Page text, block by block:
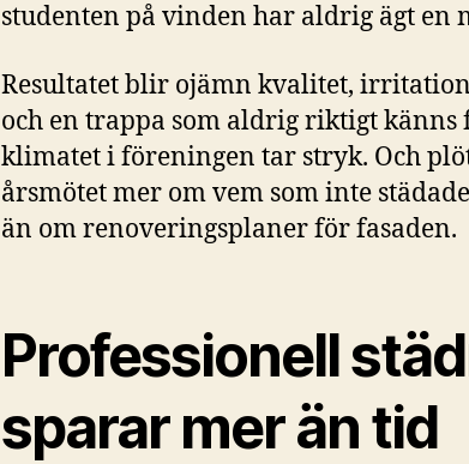
studenten på vinden har aldrig ägt en
Resultatet blir ojämn kvalitet,
och en trappa som aldrig riktigt känns
klimatet i föreningen tar stryk. Och
årsmötet mer om vem som inte
än om renoveringsplaner för fasaden.
Professionell
sparar mer än tid